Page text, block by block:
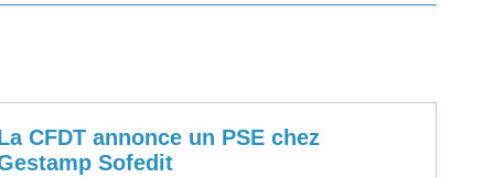
CFDT annonce un PSE chez
Sofedit